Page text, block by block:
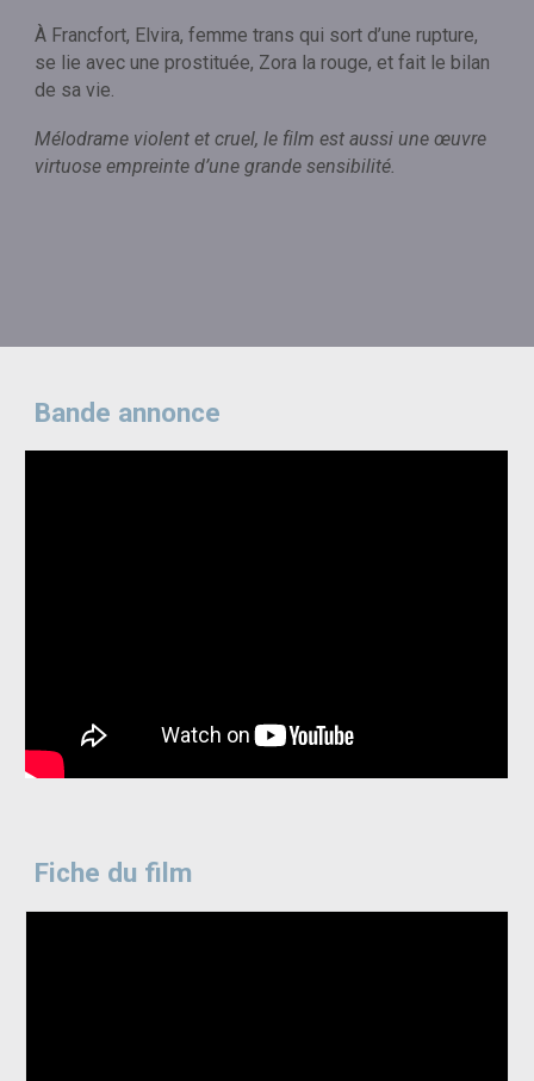
À Francfort, Elvira, femme trans qui sort d’une rupture,
se lie avec une prostituée, Zora la rouge, et fait le bilan
de sa vie.
Mélodrame violent et cruel, le film est aussi une œuvre
virtuose empreinte d’une grande sensibilité.
Bande annonce
Fiche du film